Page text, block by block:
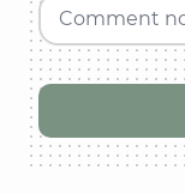
Comment